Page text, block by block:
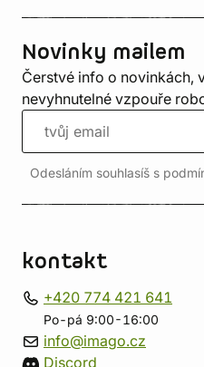
Novinky mailem
Čerstvé info o novinkách,
nevyhnutelné vzpouře
Odesláním souhlasíš s
kontakt
+420 774 421 641
Po-pá 9:00-16:00
info@imago.cz
Discord